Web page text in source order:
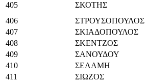
405
ΣΚΟΤΗΣ
406
ΣΤΡΟΥΣΟΠΟΥΛΟΣ
407
ΣΚΙΑΔΟΠΟΥΛΟΣ
408
ΣΚΕΝΤΖΟΣ
409
ΣΑΝΟΥΔΟΥ
410
ΣΕΛΑΜΗ
411
ΣΙΩΖΟΣ